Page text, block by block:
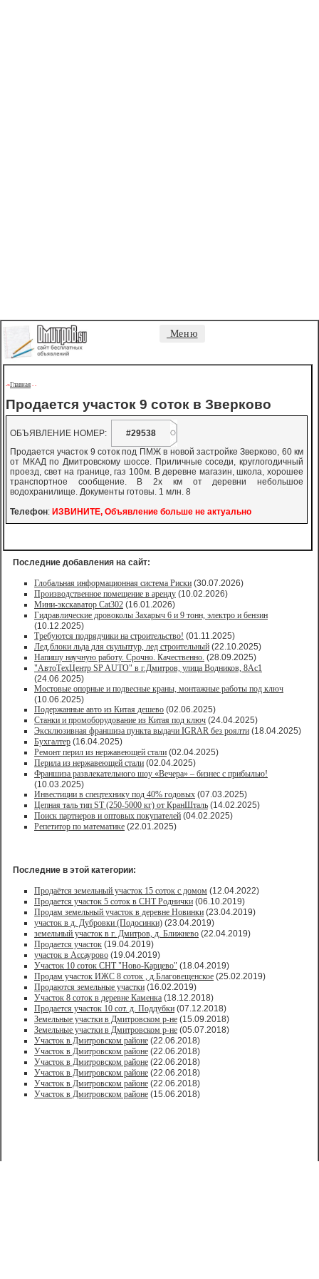
Меню
->Главная - -
Продается участок 9 соток в Зверково
ОБЪЯВЛЕНИЕ НОМЕР:
#29538
Продается участок 9 соток под ПМЖ в новой застройке Зверково, 60 км
от МКАД по Дмитровскому шоссе. Приличные соседи, круглогодичный
проезд, свет на границе, газ 100м. В деревне магазин, школа, хорошее
транспортное сообщение. В 2х км от деревни небольшое
водохранилище. Документы готовы. 1 млн. 8
Телефон: ИЗВИНИТЕ, Объявление больше не актуально
Последние добавления на сайт:
Глобальная информационная система Риски (30.07.2026)
Производственное помещение в аренду (10.02.2026)
Мини-экскаватор Cat302 (16.01.2026)
Гидравлические дровоколы Захарыч 6 и 9 тонн, электро и бензин
(10.12.2025)
Требуются подрядчики на строительство! (01.11.2025)
Лед,блоки льда для скульптур, лед строительный (22.10.2025)
Напишу научную работу. Срочно. Качественно. (28.09.2025)
"АвтоТехЦентр SP AUTO" в г.Дмитров, улица Водников, 8Ас1
(24.06.2025)
Мостовые опорные и подвесные краны, монтажные работы под ключ
(10.06.2025)
Подержанные авто из Китая дешево (02.06.2025)
Станки и промоборудование из Китая под ключ (24.04.2025)
Эксклюзивная франшиза пункта выдачи IGRAR без роялти (18.04.2025)
Бухгалтер (16.04.2025)
Ремонт перил из нержавеющей стали (02.04.2025)
Перила из нержавеющей стали (02.04.2025)
Франшиза развлекательного шоу «Вечера» – бизнес с прибылью!
(10.03.2025)
Инвестиции в спецтехнику под 40% годовых (07.03.2025)
Цепная таль тип ST (250-5000 кг) от КранШталь (14.02.2025)
Поиск партнеров и оптовых покупателей (04.02.2025)
Репетитор по математике (22.01.2025)
Последние в этой категории:
Продаётся земельный участок 15 соток с домом (12.04.2022)
Продается участок 5 соток в СНТ Роднички (06.10.2019)
Продам земельный участок в деревне Новинки (23.04.2019)
участок в д. Дубровки (Подосинки) (23.04.2019)
земельный участок в г. Дмитров, д. Ближнево (22.04.2019)
Продается участок (19.04.2019)
участок в Ассаурово (19.04.2019)
Участок 10 соток СНТ "Ново-Карцево" (18.04.2019)
Продам участок ИЖС 8 соток , д.Благовещенское (25.02.2019)
Продаются земельные участки (16.02.2019)
Участок 8 соток в деревне Каменка (18.12.2018)
Продается участок 10 сот. д. Поддубки (07.12.2018)
Земельные участки в Дмитровском р-не (15.09.2018)
Земельные участки в Дмитровском р-не (05.07.2018)
Участок в Дмитровском районе (22.06.2018)
Участок в Дмитровском районе (22.06.2018)
Участок в Дмитровском районе (22.06.2018)
Участок в Дмитровском районе (22.06.2018)
Участок в Дмитровском районе (22.06.2018)
Участок в Дмитровском районе (15.06.2018)